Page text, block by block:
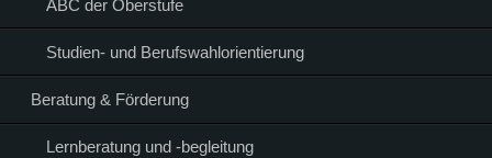
ABC der Oberstufe
Studien- und Berufswahlorientierung
Beratung & Förderung
Lernberatung und -begleitung